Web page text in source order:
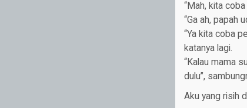
“Mah, kita coba
“Ga ah, papah
“Ya kita coba
katanya lagi.
“Kalau mama
dulu”,
Aku yang risih